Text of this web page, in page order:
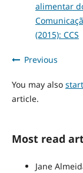
alimentar
(2015): CCS
Previous
You may also
article.
Most read
Jane